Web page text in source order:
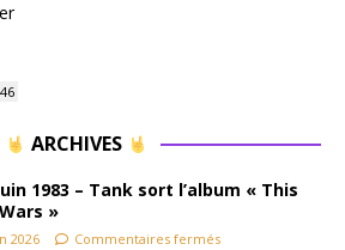
45
ARCHIVES
1983 – Tank sort l’album « This
»
2026 Commentaires fermés